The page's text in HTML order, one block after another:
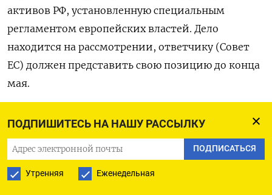
ПОДПИШИТЕСЬ НА НАШУ РАССЫЛКУ
ПОДПИСАТЬСЯ
Утренняя Еженедельная
активов РФ, установленную специальным
регламентом европейских властей. ​Дело
находится на рассмотрении, ответчику (Совет
ЕС) должен представить ‌свою позицию до конца
мая.
ПОДПИСАТЬСЯ НА ТЕЛЕГРАМ